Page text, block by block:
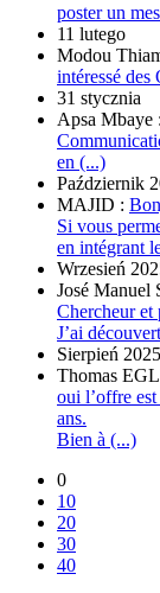
poster un
11 lutego
Modou
intéressé
31 stycznia
Apsa Mbaye :
en (...)
Październik
MAJID :
Si vous
en intégrant
Wrzesień
José Manuel
Chercheur et
J’ai
Sierpień 2025
Thomas
oui l’offre est
ans.
Bien à (...)
0
10
20
30
40